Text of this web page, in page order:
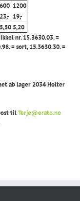
600 1200
23,- 19,-
5,50 5,20
nr. 15.3630.03. =
= sort,15.3630.30. =
ab lager 2034 Holter
tilTerje@erato.no